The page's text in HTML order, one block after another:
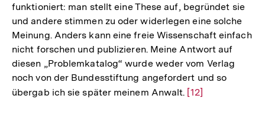
funktioniert: man stellt eine These auf, begründet sie
und andere stimmen zu oder widerlegen eine solche
Meinung. Anders kann eine freie Wissenschaft einfach
nicht forschen und publizieren. Meine Antwort auf
diesen „Problemkatalog“ wurde weder vom Verlag
noch von der Bundesstiftung angefordert und so
übergab ich sie später meinem Anwalt. Zur
[12]